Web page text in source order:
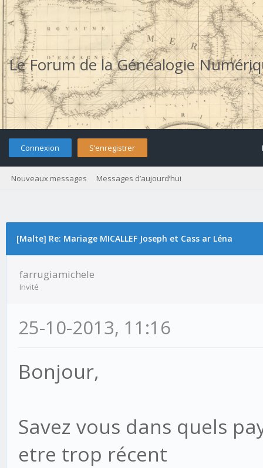
Le Forum de la Généalogie
Connexion S’enregistrer
Nouveaux messages Messages d’aujourd’hui
[Malte] Re: Mariage MICALLEF Joseph et Cass ar Léna
farrugiamichele
Invité
25-10-2013, 11:16
Bonjour,
Savez vous dans quels
etre trop récent